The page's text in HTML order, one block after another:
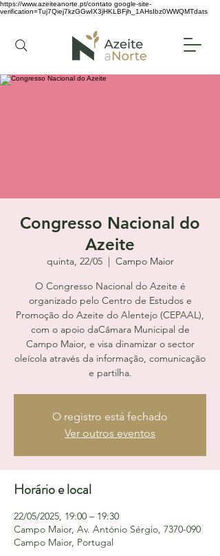
https://www.azeiteanorte.pt/contato google-site-
verification=Tuj7Qiej7kzGGwIX3jHKLBFjh_1AHsIbz0WWQMTdats
Congresso Nacional do
Azeite
quinta, 22/05
  |
Campo Maior
O Congresso Nacional do Azeite é
organizado pelo Centro de Estudos e
Promoção do Azeite do Alentejo (CEPAAL),
com o apoio daCâmara Municipal de
Campo Maior, e visa dinamizar o sector
oleícola através da informação, comunicação
e partilha.
O registro está fechado
Ver outros eventos
Horário e local
22/05/2025, 19:00 – 19:30
Campo Maior, Av. António Sérgio, 7370-090
Campo Maior, Portugal